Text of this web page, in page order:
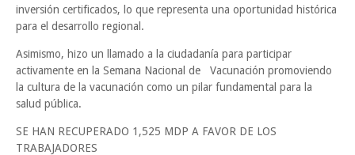
inversión certificados, lo que representa una oportunidad histórica
para el desarrollo regional.
Asimismo, hizo un llamado a la ciudadanía para participar
activamente en la Semana Nacional de Vacunación promoviendo
la cultura de la vacunación como un pilar fundamental para la
salud pública.
SE HAN RECUPERADO 1,525 MDP A FAVOR DE LOS
TRABAJADORES